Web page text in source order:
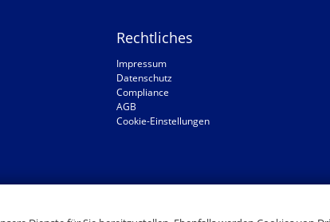
Rechtliches
Impressum
Datenschutz
Compliance
AGB
Cookie-Einstellungen